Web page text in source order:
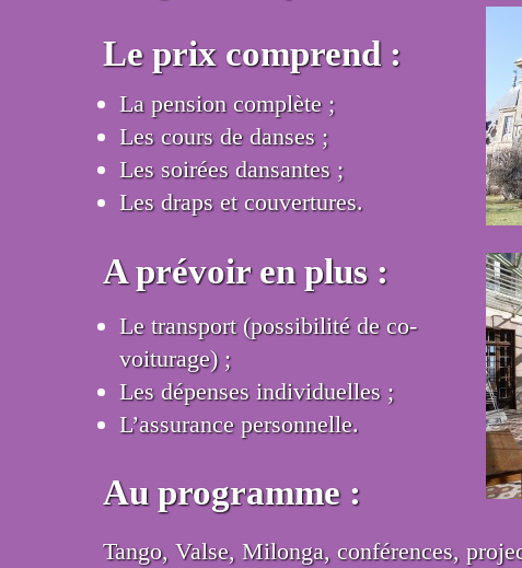
Le prix comprend :
La pension complète ;
Les cours de danses ;
Les soirées dansantes ;
Les draps et couvertures.
A prévoir en plus :
Le transport (possibilité de co-
voiturage) ;
Les dépenses individuelles ;
L’assurance personnelle.
Au programme :
Tango, Valse, Milonga, conférences,